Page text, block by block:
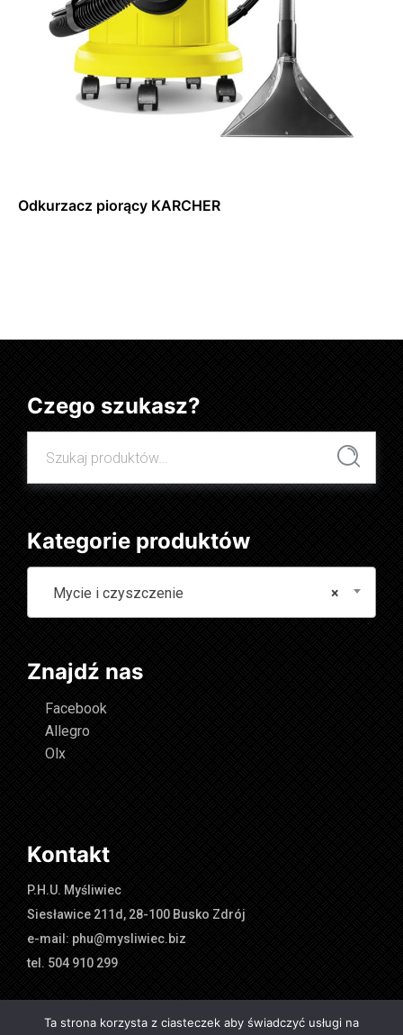
Odkurzacz piorący KARCHER
Czego szukasz?
Szukaj:
Szukaj
Kategorie produktów
×
Mycie i czyszczenie
Znajdź nas
Facebook
Allegro
Olx
Kontakt
P.H.U. Myśliwiec
Siesławice 211d, 28-100 Busko Zdrój
e-mail: phu@mysliwiec.biz
tel. 504 910 299
Ta strona korzysta z ciasteczek aby świadczyć usługi na